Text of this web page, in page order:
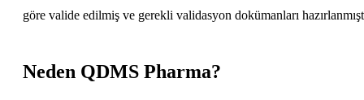
göre valide edilmiş ve gerekli validasyon dokümanları
Neden QDMS Pharma?